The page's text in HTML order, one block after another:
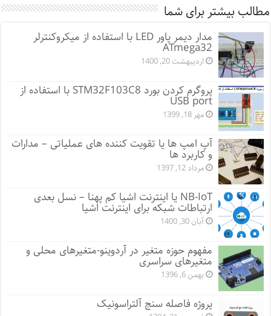
مطالب بیشتر برای شما
مدار دیمر پاور LED با استفاده از میکروکنترلر
ATmega32
اردیبهشت 20, 1400
پروگرم کردن بورد STM32F103C8 با استفاده از
USB port
مهر 18, 1399
آپ امپ ها یا تقویت کننده های عملیاتی – مدارات
و کاربرد ها
مرداد 12, 1397
NB-IoT یا اینترنت اشیا کم پهنا – نسل بعدی
ارتباطات شبکه برای اینترنت اشیا
آبان 30, 1400
مفهوم حوزه متغیر در آردوینو-متغیرهای محلی و
متغیرهای سراسری
بهمن 6, 1396
پروژه فاصله سنج آلتراسونیک